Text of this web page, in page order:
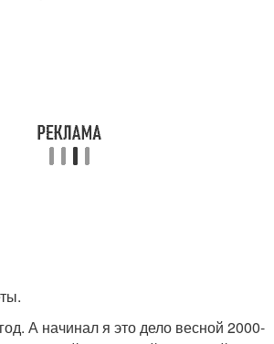
А начинал я это дело весной 2000-